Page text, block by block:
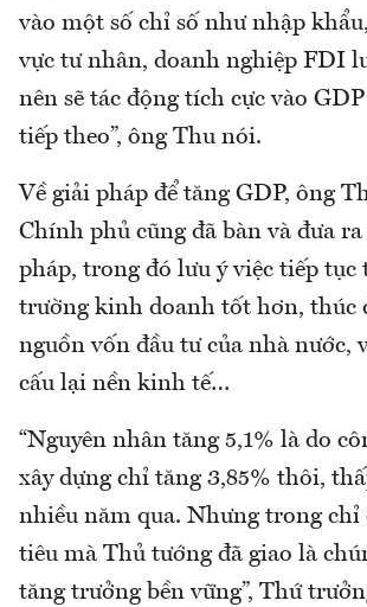
vào một số chỉ số như nhập
vực tư nhân, doanh nghiệp FDI
nên sẽ tác động tích cực vào
tiếp theo”, ông Thu nói.
Về giải pháp để tăng GDP, ông
Chính phủ cũng đã bàn và đưa
pháp, trong đó lưu ý việc tiếp tục
trường kinh doanh tốt hơn, thúc
nguồn vốn đầu tư của nhà nước,
cấu lại nền kinh tế…
“Nguyên nhân tăng 5,1% là do
xây dựng chỉ tăng 3,85% thôi,
nhiều năm qua. Nhưng trong chỉ
tiêu mà Thủ tướng đã giao là
tăng trưởng bền vững”, Thứ